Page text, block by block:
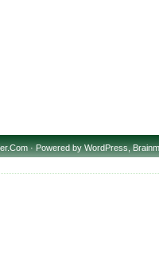
· Powered byWordPress,